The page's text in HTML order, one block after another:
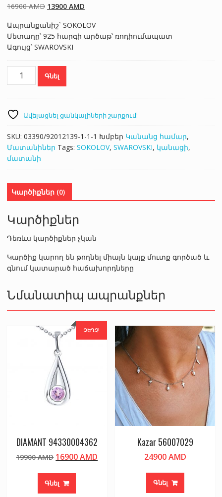
16900AMD Original
was:
16900 AMD.
13900 AMDCurrent
is:
13900 AMD.
Ապրանքանիշ` SOKOLOV
Մետաղը՝ 925 հարգի արծաթ՝ ռոդիումապատ
Ագույց՝ SWAROVSKI
SOKOLOV
94012609
Գնել
Ավելացնել ցանկալիների շարքում:
SKU: 03390/92012139-1-1-1 Խմբեր Կանանց համար,
Մատանիներ Tags: SOKOLOV, SWAROVSKI, կանացի,
մատանի
Կարծիքներ (0)
Կարծիքներ
Դեռևս կարծիքներ չկան
Կարծիք կարող են թողնել միայն կայք մուտք գործած և
գնում կատարած հաճախորդները
Նմանատիպ ապրանքներ
ԶԵՂՉ!
DIAMANT 94330004362
19900AMD Original
was:
19900 AMD.
16900AMD
Գնել
Kazar 56007029
24900AMD
Գնել